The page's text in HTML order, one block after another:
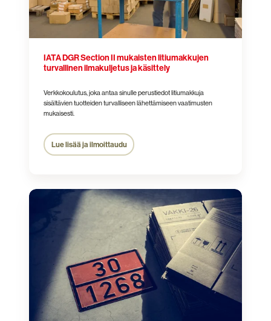
käsittely
IATA DGR Section II mukaisten litiumakkujen
turvallinen ilmakuljetus ja käsittely
Verkkokoulutus, joka antaa sinulle perustiedot litiumakkuja
sisältävien tuotteiden turvalliseen lähettämiseen vaatimusten
mukaisesti.
Lue lisää ja ilmoittaudu
Vaarallisten
aineiden
maantiekuljetukset